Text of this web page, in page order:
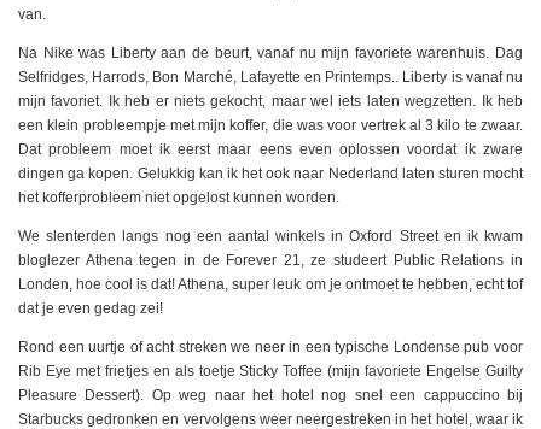
van.
Na Nike was Liberty aan de beurt, vanaf nu mijn favoriete warenhuis. Dag
Selfridges, Harrods, Bon Marché, Lafayette en Printemps.. Liberty is vanaf nu
mijn favoriet. Ik heb er niets gekocht, maar wel iets laten wegzetten. Ik heb
een klein probleempje met mijn koffer, die was voor vertrek al 3 kilo te zwaar.
Dat probleem moet ik eerst maar eens even oplossen voordat ik zware
dingen ga kopen. Gelukkig kan ik het ook naar Nederland laten sturen mocht
het kofferprobleem niet opgelost kunnen worden.
We slenterden langs nog een aantal winkels in Oxford Street en ik kwam
bloglezer Athena tegen in de Forever 21, ze studeert Public Relations in
Londen, hoe cool is dat! Athena, super leuk om je ontmoet te hebben, echt tof
dat je even gedag zei!
Rond een uurtje of acht streken we neer in een typische Londense pub voor
Rib Eye met frietjes en als toetje Sticky Toffee (mijn favoriete Engelse Guilty
Pleasure Dessert). Op weg naar het hotel nog snel een cappuccino bij
Starbucks gedronken en vervolgens weer neergestreken in het hotel, waar ik